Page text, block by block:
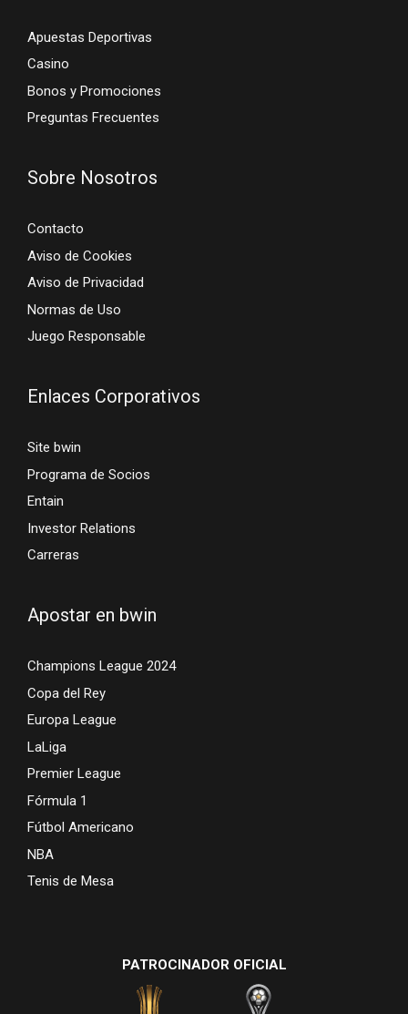
Apuestas Deportivas
Casino
Bonos y Promociones
Preguntas Frecuentes
Sobre Nosotros
Contacto
Aviso de Cookies
Aviso de Privacidad
Normas de Uso
Juego Responsable
Enlaces Corporativos
Site bwin
Programa de Socios
Entain
Investor Relations
Carreras
Apostar en bwin
Champions League 2024
Copa del Rey
Europa League
LaLiga
Premier League
Fórmula 1
Fútbol Americano
NBA
Tenis de Mesa
PATROCINADOR OFICIAL